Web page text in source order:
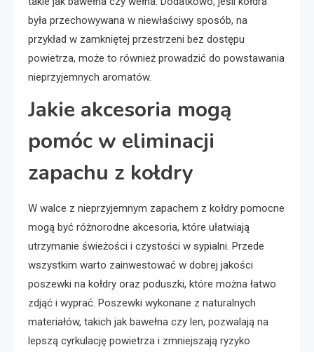
była przechowywana w niewłaściwy sposób, na
przykład w zamkniętej przestrzeni bez dostępu
powietrza, może to również prowadzić do powstawania
nieprzyjemnych aromatów.
Jakie akcesoria mogą
pomóc w eliminacji
zapachu z kołdry
W walce z nieprzyjemnym zapachem z kołdry pomocne
mogą być różnorodne akcesoria, które ułatwiają
utrzymanie świeżości i czystości w sypialni. Przede
wszystkim warto zainwestować w dobrej jakości
poszewki na kołdry oraz poduszki, które można łatwo
zdjąć i wyprać. Poszewki wykonane z naturalnych
materiałów, takich jak bawełna czy len, pozwalają na
lepszą cyrkulację powietrza i zmniejszają ryzyko